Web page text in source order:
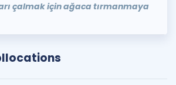
çalmak için ağaca tırmanmaya